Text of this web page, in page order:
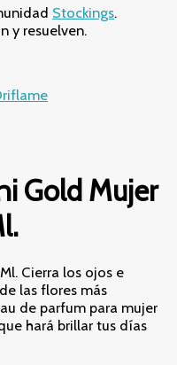
Stockings.
y resuelven.
Gold Mujer
Cierra los ojos e
las flores más
de parfum para mujer
hará brillar tus días